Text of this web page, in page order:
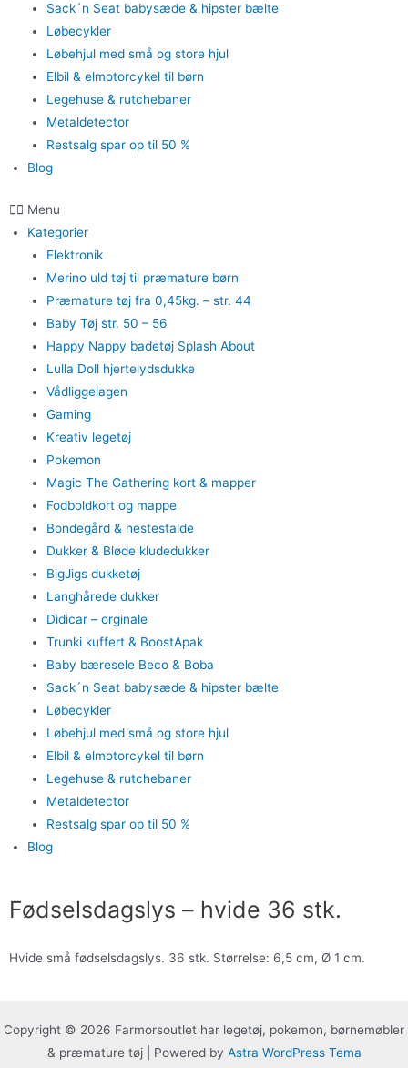
Sack´n Seat babysæde & hipster bælte
Løbecykler
Løbehjul med små og store hjul
Elbil & elmotorcykel til børn
Legehuse & rutchebaner
Metaldetector
Restsalg spar op til 50 %
Blog
Menu
Kategorier
Elektronik
Merino uld tøj til præmature børn
Præmature tøj fra 0,45kg. – str. 44
Baby Tøj str. 50 – 56
Happy Nappy badetøj Splash About
Lulla Doll hjertelydsdukke
Vådliggelagen
Gaming
Kreativ legetøj
Pokemon
Magic The Gathering kort & mapper
Fodboldkort og mappe
Bondegård & hestestalde
Dukker & Bløde kludedukker
BigJigs dukketøj
Langhårede dukker
Didicar – orginale
Trunki kuffert & BoostApak
Baby bæresele Beco & Boba
Sack´n Seat babysæde & hipster bælte
Løbecykler
Løbehjul med små og store hjul
Elbil & elmotorcykel til børn
Legehuse & rutchebaner
Metaldetector
Restsalg spar op til 50 %
Blog
Fødselsdagslys – hvide 36 stk.
Hvide små fødselsdagslys. 36 stk. Størrelse: 6,5 cm, Ø 1 cm.
Copyright © 2026 Farmorsoutlet har legetøj, pokemon, børnemøbler
& præmature tøj | Powered by Astra WordPress Tema